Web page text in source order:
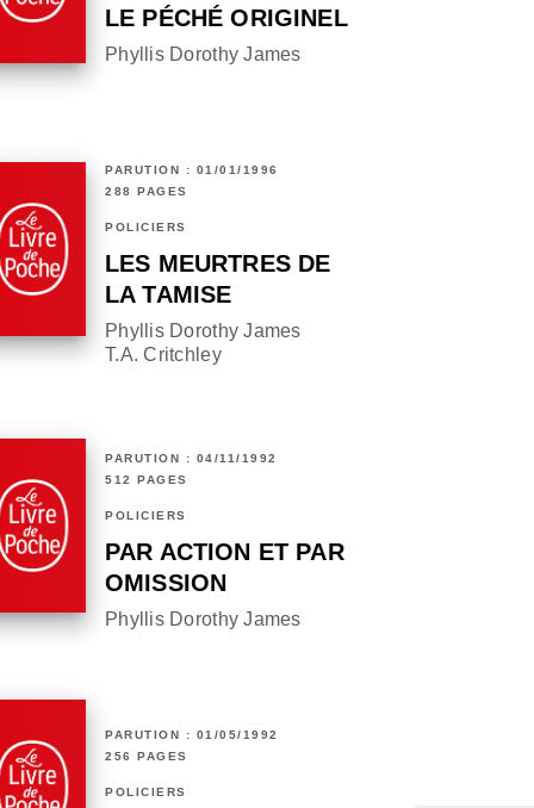
LE PÉCHÉ ORIGINEL
Phyllis Dorothy James
PARUTION : 01/01/1996
288 PAGES
POLICIERS
LES MEURTRES DE
LA TAMISE
Phyllis Dorothy James
T.A. Critchley
PARUTION : 04/11/1992
512 PAGES
POLICIERS
PAR ACTION ET PAR
OMISSION
Phyllis Dorothy James
PARUTION : 01/05/1992
256 PAGES
POLICIERS